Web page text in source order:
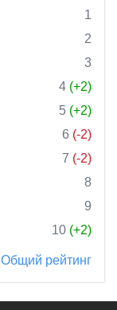
1
2
3
4 (+2)
5 (+2)
6 (-2)
7 (-2)
8
9
10 (+2)
Общий рейтинг